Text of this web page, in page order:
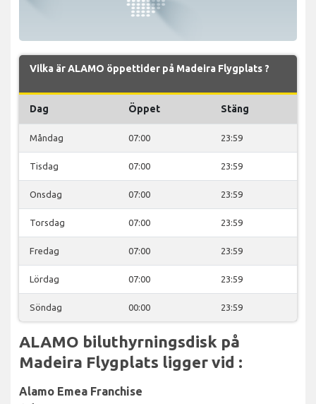
Vilka är ALAMO öppettider på Madeira Flygplats ?
Dag Öppet Stäng
Måndag 07:00 23:59
Tisdag 07:00 23:59
Onsdag 07:00 23:59
Torsdag 07:00 23:59
Fredag 07:00 23:59
Lördag 07:00 23:59
Söndag 00:00 23:59
ALAMO biluthyrningsdisk på
Madeira Flygplats ligger vid :
Alamo Emea Franchise